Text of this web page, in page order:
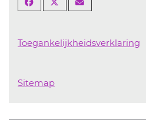
Toegankelijkheidsverklaring
Sitemap